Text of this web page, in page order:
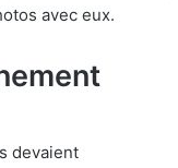
avec eux.
devaient